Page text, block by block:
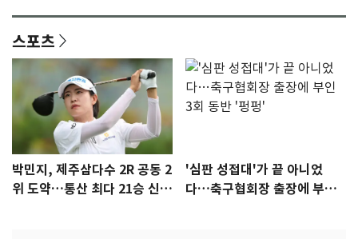
스포츠
박민지, 제주삼다수 2R 공동 2
위 도약…통산 최다 21승 신기
'심판 성접대'가 끝 아니었
다…축구협회장 출장에 부인